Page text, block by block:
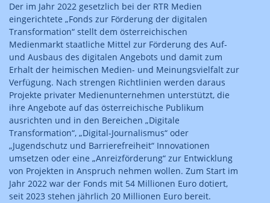
Der im Jahr 2022 gesetzlich bei der RTR Medien
eingerichtete „Fonds zur Förderung der digitalen
Transformation“ stellt dem österreichischen
Medienmarkt staatliche Mittel zur Förderung des Auf-
und Ausbaus des digitalen Angebots und damit zum
Erhalt der heimischen Medien- und Meinungsvielfalt zur
Verfügung. Nach strengen Richtlinien werden daraus
Projekte privater Medienunternehmen unterstützt, die
ihre Angebote auf das österreichische Publikum
ausrichten und in den Bereichen „Digitale
Transformation“, „Digital-Journalismus“ oder
„Jugendschutz und Barrierefreiheit“ Innovationen
umsetzen oder eine „Anreizförderung“ zur Entwicklung
von Projekten in Anspruch nehmen wollen. Zum Start im
Jahr 2022 war der Fonds mit 54 Millionen Euro dotiert,
seit 2023 stehen jährlich 20 Millionen Euro bereit.